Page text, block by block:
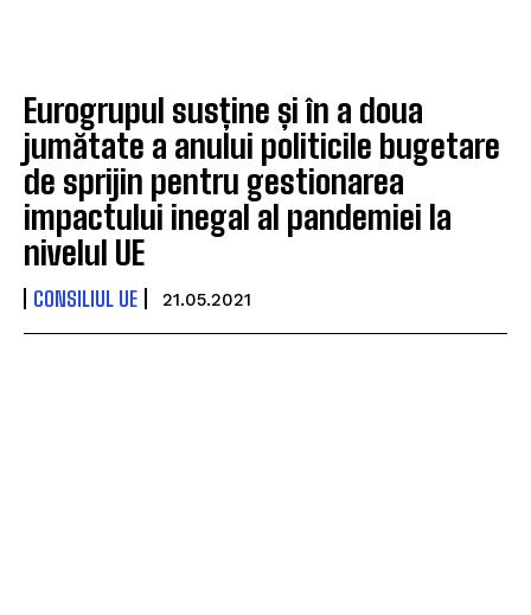
Eurogrupul susține și în a doua
jumătate a anului politicile bugetare
de sprijin pentru gestionarea
impactului inegal al pandemiei la
nivelul UE
CONSILIUL UE 21.05.2021